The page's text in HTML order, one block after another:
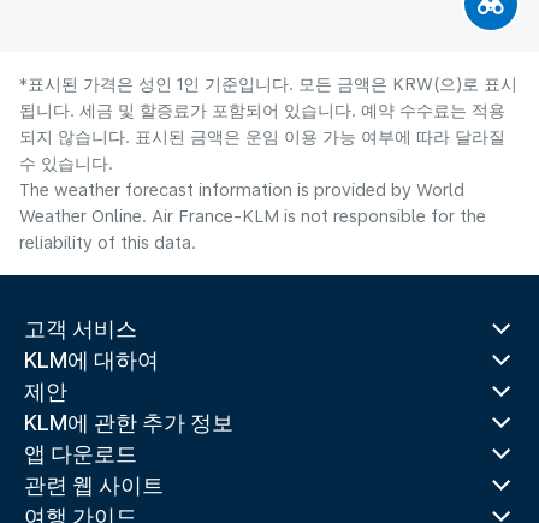
*표시된 가격은 성인 1인 기준입니다. 모든 금액은 KRW(으)로 표시
됩니다. 세금 및 할증료가 포함되어 있습니다. 예약 수수료는 적용
되지 않습니다. 표시된 금액은 운임 이용 가능 여부에 따라 달라질
수 있습니다.
The weather forecast information is provided by World
Weather Online. Air France-KLM is not responsible for the
reliability of this data.
고객 서비스
KLM에 대하여
제안
KLM에 관한 추가 정보
앱 다운로드
관련 웹 사이트
여행 가이드